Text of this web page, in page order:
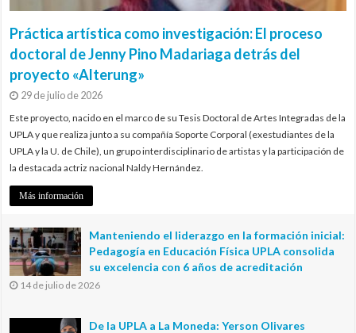
Práctica artística como investigación: El proceso
doctoral de Jenny Pino Madariaga detrás del
proyecto «Alterung»
29 de julio de 2026
Este proyecto, nacido en el marco de su Tesis Doctoral de Artes Integradas de la
UPLA y que realiza junto a su compañía Soporte Corporal (exestudiantes de la
UPLA y la U. de Chile), un grupo interdisciplinario de artistas y la participación de
la destacada actriz nacional Naldy Hernández.
Más información
Manteniendo el liderazgo en la formación inicial:
Pedagogía en Educación Física UPLA consolida
su excelencia con 6 años de acreditación
14 de julio de 2026
De la UPLA a La Moneda: Yerson Olivares